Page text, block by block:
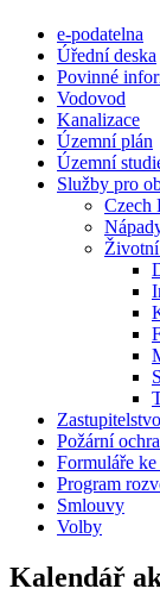
e-podatelna
Úřední deska
Povinné
Vodovod
Kanalizace
Územní plán
Územní
Služby pro
Czech
Životní
Požární
Formuláře ke
Program
Smlouvy
Volby
Kalendář